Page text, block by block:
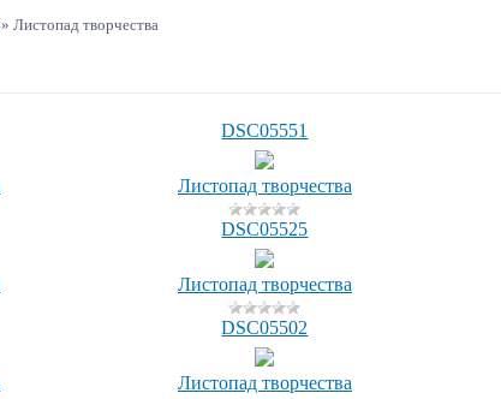
» Листопад творчества
DSC05551
Листопад творчества
DSC05525
Листопад творчества
DSC05502
Листопад творчества